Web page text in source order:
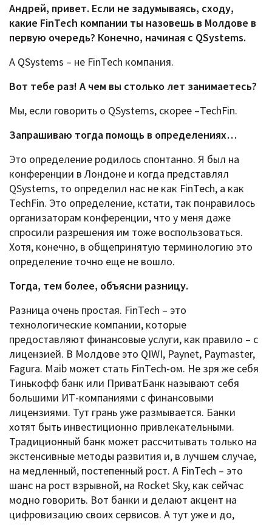
Андрей, привет. Если не задумываясь, сходу,
какие FinTech компании ты назовешь в Молдове в
первую очередь? Конечно, начиная с QSystems.
А QSystems – не FinTech компания.
Вот тебе раз! А чем вы столько лет занимаетесь?
Мы, если говорить о QSystems, скорее –TechFin.
Запрашиваю тогда помощь в определениях…
Это определение родилось спонтанно. Я был на
конференции в Лондоне и когда представлял
QSystems, то определил нас не как FinTech, а как
TechFin. Это определение, кстати, так понравилось
организаторам конференции, что у меня даже
спросили разрешения им тоже воспользоваться.
Хотя, конечно, в общепринятую терминологию это
определение точно еще не вошло.
Тогда, тем более, объясни разницу.
Разница очень простая. FinTech – это
технологические компании, которые
предоставляют финансовые услуги, как правило – с
лицензией. В Молдове это QIWI, Paynet, Paymaster,
Fagura. Maib может стать FinTech-ом. Не зря же себя
Тинькофф банк или ПриватБанк называют себя
большими ИТ-компаниями с финансовыми
лицензиями. Тут грань уже размывается. Банки
хотят быть инвестиционно привлекательными.
Традиционный банк может рассчитывать только на
экстенсивные методы развития и, в лучшем случае,
на медленный, постепенный рост. А FinTech – это
шанс на рост взрывной, на Rocket Sky, как сейчас
модно говорить. Вот банки и делают акцент на
цифровизацию своих сервисов. А тут уже и до,